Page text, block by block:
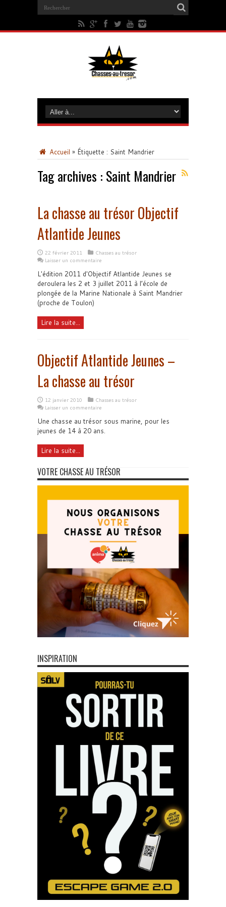
Accueil » Étiquette : Saint Mandrier
Tag archives : Saint Mandrier
La chasse au trésor Objectif
Atlantide Jeunes
22 février 2011
Chasses au trésor
Laisser un commentaire
L'édition 2011 d'Objectif Atlantide Jeunes se
deroulera les 2 et 3 juillet 2011 à l’école de
plongée de la Marine Nationale à Saint Mandrier
(proche de Toulon)
Lire la suite...
Objectif Atlantide Jeunes –
La chasse au trésor
12 janvier 2010
Chasses au trésor
Laisser un commentaire
Une chasse au trésor sous marine, pour les
jeunes de 14 à 20 ans.
Lire la suite...
VOTRE CHASSE AU TRÉSOR
INSPIRATION